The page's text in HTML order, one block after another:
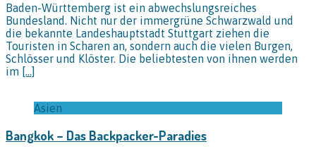
Baden-Württemberg ist ein abwechslungsreiches
Bundesland. Nicht nur der immergrüne Schwarzwald und
die bekannte Landeshauptstadt Stuttgart ziehen die
Touristen in Scharen an, sondern auch die vielen Burgen,
Schlösser und Klöster. Die beliebtesten von ihnen werden
im […]
Asien
Bangkok – Das Backpacker-Paradies